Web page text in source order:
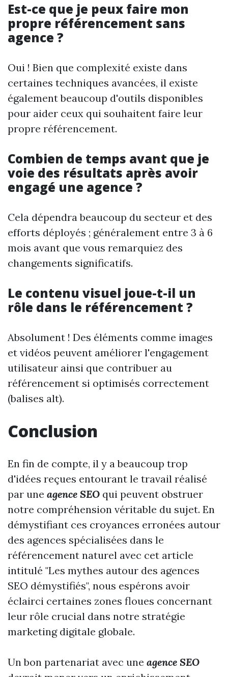
Est-ce que je peux faire mon
propre référencement sans
agence ?
Oui ! Bien que complexité existe dans
certaines techniques avancées, il existe
également beaucoup d'outils disponibles
pour aider ceux qui souhaitent faire leur
propre référencement.
Combien de temps avant que je
voie des résultats après avoir
engagé une agence ?
Cela dépendra beaucoup du secteur et des
efforts déployés ; généralement entre 3 à 6
mois avant que vous remarquiez des
changements significatifs.
Le contenu visuel joue-t-il un
rôle dans le référencement ?
Absolument ! Des éléments comme images
et vidéos peuvent améliorer l'engagement
utilisateur ainsi que contribuer au
référencement si optimisés correctement
(balises alt).
Conclusion
En fin de compte, il y a beaucoup trop
d'idées reçues entourant le travail réalisé
par une agence SEO qui peuvent obstruer
notre compréhension véritable du sujet. En
démystifiant ces croyances erronées autour
des agences spécialisées dans le
référencement naturel avec cet article
intitulé "Les mythes autour des agences
SEO démystifiés", nous espérons avoir
éclairci certaines zones floues concernant
leur rôle crucial dans notre stratégie
marketing digitale globale.
Un bon partenariat avec une agence SEO